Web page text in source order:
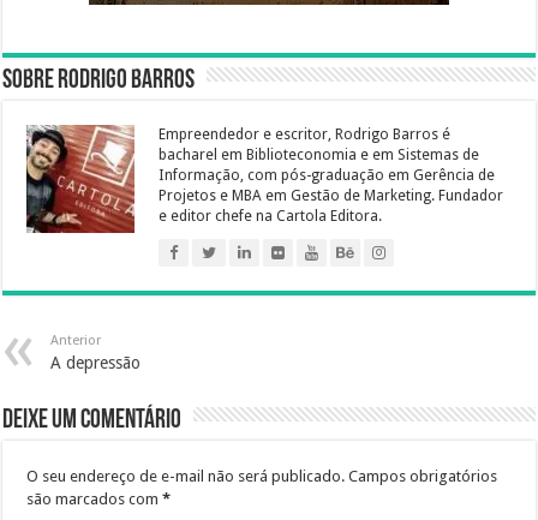
Sobre Rodrigo Barros
Empreendedor e escritor, Rodrigo Barros é
bacharel em Biblioteconomia e em Sistemas de
Informação, com pós-graduação em Gerência de
Projetos e MBA em Gestão de Marketing. Fundador
e editor chefe na Cartola Editora.
Anterior
A depressão
Deixe um comentário
O seu endereço de e-mail não será publicado. Campos obrigatórios
são marcados com*